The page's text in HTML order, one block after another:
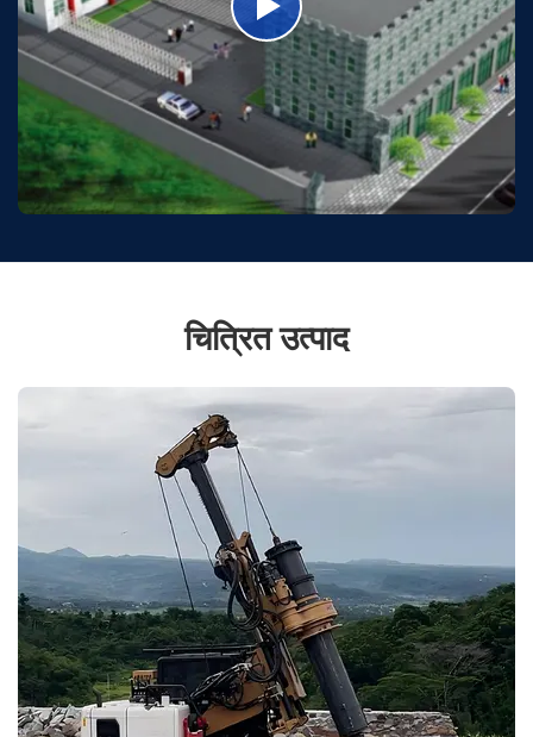
चित्रित उत्पाद